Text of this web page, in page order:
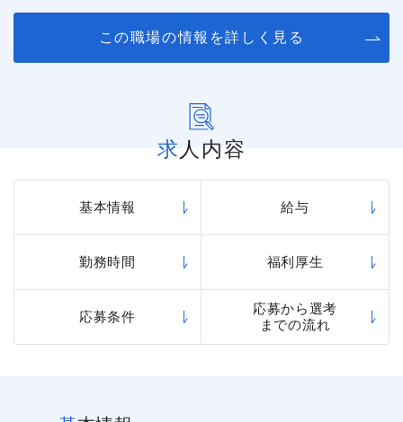
この職場の情報を詳しく見る
求人内容
基本情報 給与
勤務時間 福利厚生
応募条件
応募から選考
までの流れ